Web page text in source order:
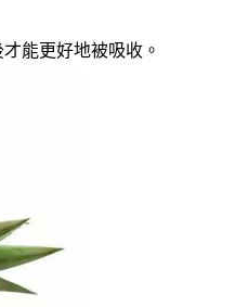
能更好地被吸收。